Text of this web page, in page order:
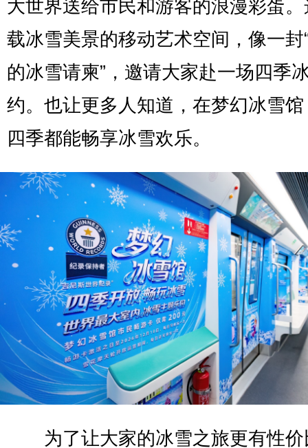
大世界送给市民和游客的浪漫彩蛋
载冰雪美景的移动艺术空间，像一封
的冰雪请柬”，邀请大家赴一场四季
约。也让更多人知道，在梦幻冰雪
四季都能畅享冰雪欢乐。
为了让大家的冰雪之旅更有性价